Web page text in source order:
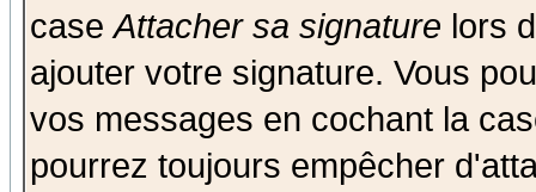
caseAttacher sa signature lors
ajouter votre signature. Vous
vos messages en cochant la
pourrez toujours empêcher